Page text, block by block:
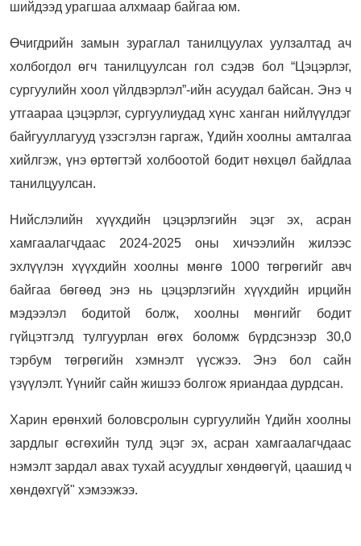
шийдээд урагшаа алхмаар байгаа юм.
Өчигдрийн замын зураглал танилцуулах уулзалтад ач
холбогдол өгч танилцуулсан гол сэдэв бол “Цэцэрлэг,
сургуулийн хоол үйлдвэрлэл”-ийн асуудал байсан. Энэ ч
утгаараа цэцэрлэг, сургуулиудад хүнс ханган нийлүүлдэг
байгууллагууд үзэсгэлэн гаргаж, Үдийн хоолны амталгаа
хийлгэж, үнэ өртөгтэй холбоотой бодит нөхцөл байдлаа
танилцуулсан.
Нийслэлийн хүүхдийн цэцэрлэгийн эцэг эх, асран
хамгаалагчдаас 2024-2025 оны хичээлийн жилээс
эхлүүлэн хүүхдийн хоолны мөнгө 1000 төгрөгийг авч
байгаа бөгөөд энэ нь цэцэрлэгийн хүүхдийн ирцийн
мэдээлэл бодитой болж, хоолны мөнгийг бодит
гүйцэтгэлд тулгуурлан өгөх боломж бүрдсэнээр 30,0
тэрбум төгрөгийн хэмнэлт үүсжээ. Энэ бол сайн
үзүүлэлт. Үүнийг сайн жишээ болгож яриандаа дурдсан.
Харин ерөнхий боловсролын сургуулийн Үдийн хоолны
зардлыг өсгөхийн тулд эцэг эх, асран хамгаалагчдаас
нэмэлт зардал авах тухай асуудлыг хөндөөгүй, цаашид ч
хөндөхгүй" хэмээжээ.